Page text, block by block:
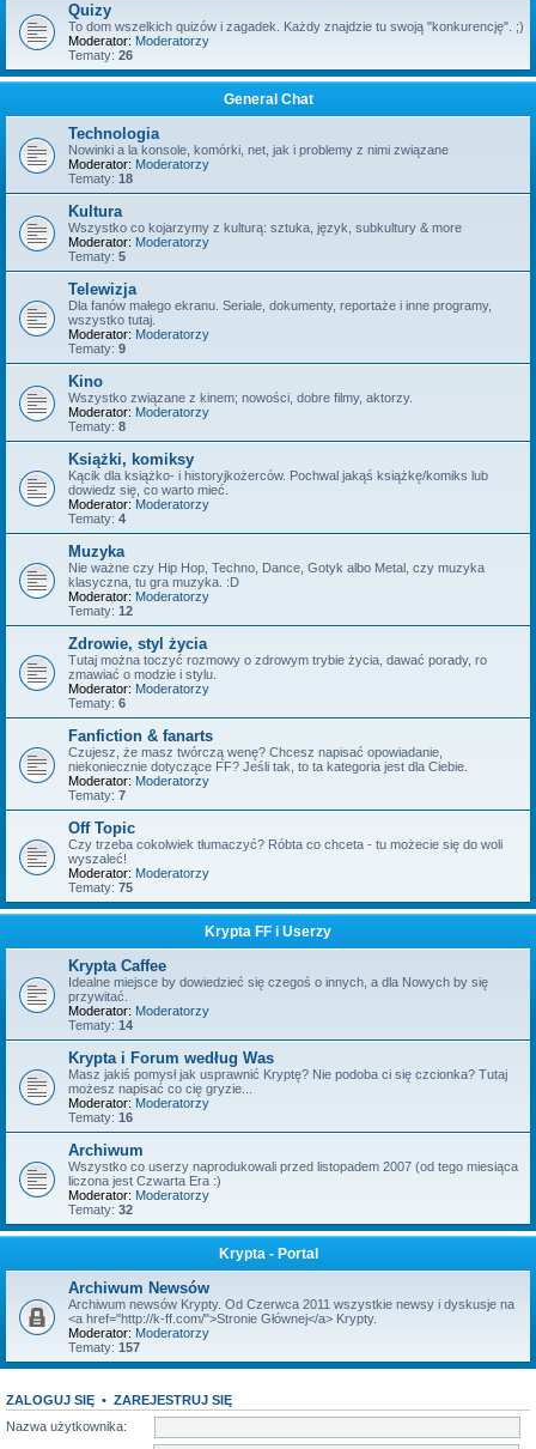
Quizy
To dom wszelkich quizów i zagadek. Każdy znajdzie tu swoją "konkurencję". ;)
Moderator: Moderatorzy
Tematy: 26
General Chat
Technologia
Nowinki a la konsole, komórki, net, jak i problemy z nimi związane
Moderator: Moderatorzy
Tematy: 18
Kultura
Wszystko co kojarzymy z kulturą: sztuka, język, subkultury & more
Moderator: Moderatorzy
Tematy: 5
Telewizja
Dla fanów małego ekranu. Seriale, dokumenty, reportaże i inne programy,
wszystko tutaj.
Moderator: Moderatorzy
Tematy: 9
Kino
Wszystko związane z kinem; nowości, dobre filmy, aktorzy.
Moderator: Moderatorzy
Tematy: 8
Książki, komiksy
Kącik dla książko- i historyjkożerców. Pochwal jakąś książkę/komiks lub
dowiedz się, co warto mieć.
Moderator: Moderatorzy
Tematy: 4
Muzyka
Nie ważne czy Hip Hop, Techno, Dance, Gotyk albo Metal, czy muzyka
klasyczna, tu gra muzyka. :D
Moderator: Moderatorzy
Tematy: 12
Zdrowie, styl życia
Tutaj można toczyć rozmowy o zdrowym trybie życia, dawać porady, ro
zmawiać o modzie i stylu.
Moderator: Moderatorzy
Tematy: 6
Fanfiction & fanarts
Czujesz, że masz twórczą wenę? Chcesz napisać opowiadanie,
niekoniecznie dotyczące FF? Jeśli tak, to ta kategoria jest dla Ciebie.
Moderator: Moderatorzy
Tematy: 7
Off Topic
Czy trzeba cokolwiek tłumaczyć? Róbta co chceta - tu możecie się do woli
wyszaleć!
Moderator: Moderatorzy
Tematy: 75
Krypta FF i Userzy
Krypta Caffee
Idealne miejsce by dowiedzieć się czegoś o innych, a dla Nowych by się
przywitać.
Moderator: Moderatorzy
Tematy: 14
Krypta i Forum według Was
Masz jakiś pomysł jak usprawnić Kryptę? Nie podoba ci się czcionka? Tutaj
możesz napisać co cię gryzie...
Moderator: Moderatorzy
Tematy: 16
Archiwum
Wszystko co userzy naprodukowali przed listopadem 2007 (od tego miesiąca
liczona jest Czwarta Era :)
Moderator: Moderatorzy
Tematy: 32
Krypta - Portal
Archiwum Newsów
Archiwum newsów Krypty. Od Czerwca 2011 wszystkie newsy i dyskusje na
<a href="http://k-ff.com/">Stronie Głównej</a> Krypty.
Moderator: Moderatorzy
Tematy: 157
ZALOGUJ SIĘ • ZAREJESTRUJ SIĘ
Nazwa użytkownika: